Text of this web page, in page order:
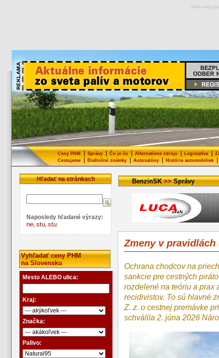
Tento web
Ceny PHM Správy Čo je čo Alternatívne zdroje Legislatíva
Cestujeme| Diaľničné známky| Autosalóny| História automobiliek|
Hľadať na stránkach
Naposledy hľadané výrazy:
ne, stu, stu
Vyhľadať ceny PHM
na Slovensku
Mesto ALEBO ulica:
Kraj:
Značka:
Palivo:
BenzinSK>>Správy
Zmeny v
Ochrana chodcov na
sankcie pre cestných
rozdelené na teóriu a prax
recidivistov. To sú hlavné
Z. z. o cestnej premávke
schválila 2. júna 2026